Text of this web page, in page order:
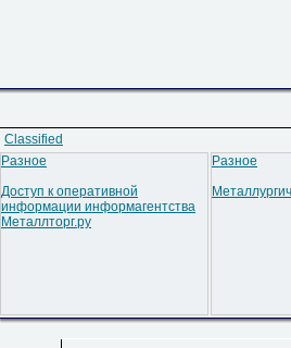
Classified
Разное
Доступ к оперативной
информации информагентства
Металлторг.ру
Разное